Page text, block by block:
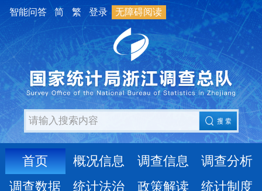
智能问答 简 繁 登录 无障碍阅读
首页 概况信息 调查信息
调查分析
调查数据
统计法治 政策解读 统计制度